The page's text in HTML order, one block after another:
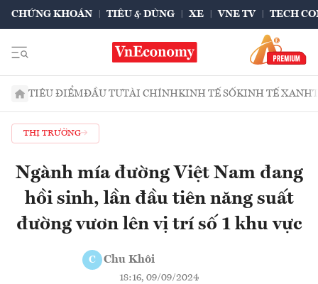
CHỨNG KHOÁN TIÊU & DÙNG XE VNE TV TECH
TIÊU ĐIỂMĐẦU TƯTÀI CHÍNHKINH TẾ SỐKINH TẾ XANH
THỊ TRƯỜNG
Ngành mía đường Việt Nam đang
hồi sinh, lần đầu tiên năng suất
đường vươn lên vị trí số 1 khu vực
C Chu Khôi
18:16, 09/09/2024